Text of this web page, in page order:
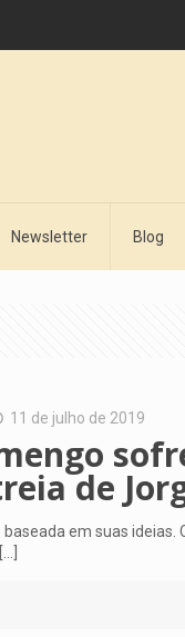
Newsletter Blog
11 de julho de 2019
de
em suas